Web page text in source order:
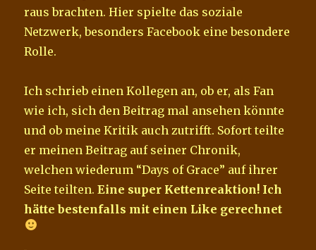
raus brachten. Hier spielte das soziale
Netzwerk, besonders Facebook eine besondere
Rolle.
Ich schrieb einen Kollegen an, ob er, als Fan
wie ich, sich den Beitrag mal ansehen könnte
und ob meine Kritik auch zutrifft. Sofort teilte
er meinen Beitrag auf seiner Chronik,
welchen wiederum “Days of Grace” auf ihrer
Seite teilten.Eine super Kettenreaktion! Ich
hätte bestenfalls mit einen Like gerechnet